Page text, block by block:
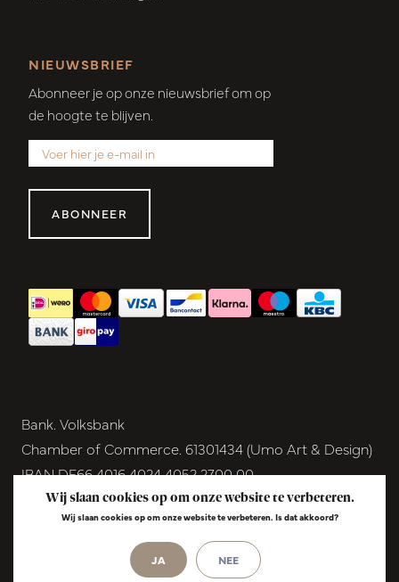
NIEUWSBRIEF
Abonneer je op onze nieuwsbrief om op
de hoogte te blijven.
ABONNEER
Bank. Volksbank
Chamber of Commerce. 61301434 (Umo Art & Design)
IBAN DE66 4016 4024 4052 2700 00
BIC GENODEM1GRN
VAT NL854291040B01
© Copyright 2026 - Umo Art & Design |
Wij slaan cookies op om onze website te verbeteren.
Wij slaan cookies op om onze website te verbeteren. Is dat akkoord?
JA NEE